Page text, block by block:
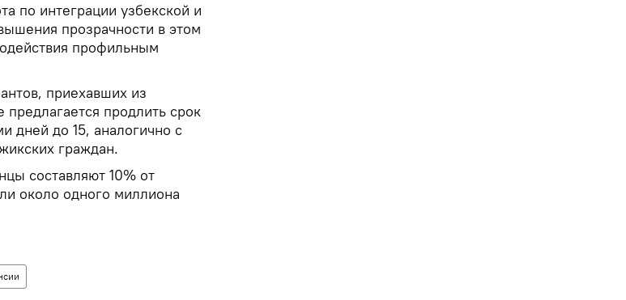
по интеграции узбекской и
прозрачности в этом
профильным
приехавших из
продлить срок
дней до 15, аналогично с
граждан.
составляют 10% от
около одного миллиона